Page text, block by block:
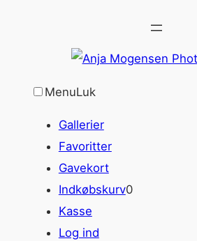
MenuLuk
Gallerier
Favoritter
Gavekort
Indkøbskurv0
Kasse
Log ind